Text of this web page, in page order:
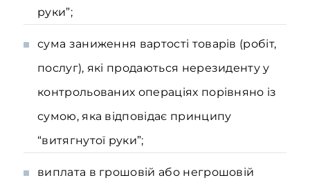
руки”;
сума заниження вартості товарів (робіт,
послуг), які продаються нерезиденту у
контрольованих операціях порівняно із
сумою, яка відповідає принципу
“витягнутої руки”;
виплата в грошовій або негрошовій